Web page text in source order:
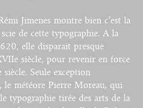
Jimenes montre bien c’est la
de cette typographie. A la
elle disparait presque
siècle, pour revenir en force
Seule exception
le météore Pierre Moreau, qui
typographie tirée des arts de la